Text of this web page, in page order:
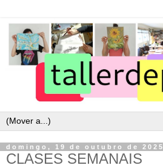
domingo, 19 de outubro de 2025
CLASES SEMANAIS